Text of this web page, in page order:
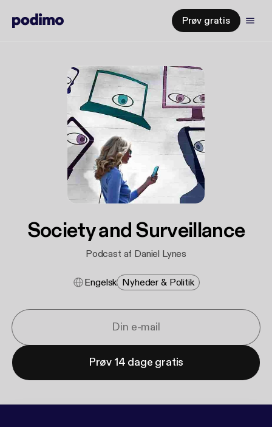
Prøv gratis
Society and Surveillance
Podcast af Daniel Lynes
Engelsk Nyheder & Politik
Prøv 14 dage gratis